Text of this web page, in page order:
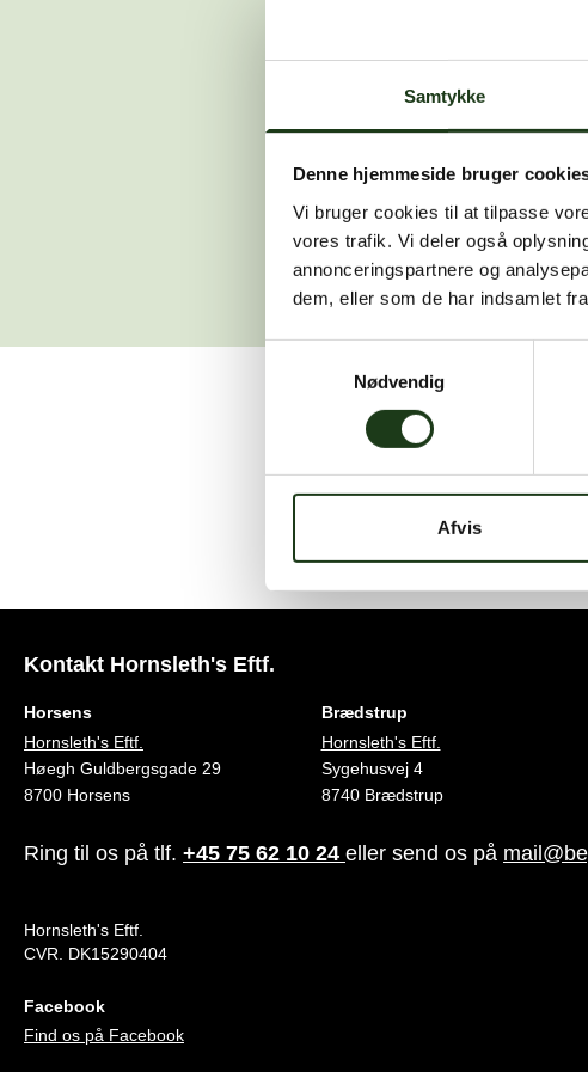
Samtykke
Denne hjemmeside bruger
Vi bruger cookies til at tilpasse
vores trafik. Vi deler også
annonceringspartnere og
dem, eller som de har indsamlet
Samtykkevalg
Nødvendig
Afvis
Der opstod en
Vi er her for at hjælpe dig.
Kontakt Hornsleth's Eftf.
Horsens
Hornsleth's Eftf.
Høegh Guldbergsgade 29
8700 Horsens
Brædstrup
Hornsleth's Eftf.
Sygehusvej 4
8740 Brædstrup
Ring til os på tlf. +45 75 62 10 24 eller send os på
Hornsleth's Eftf.
CVR. DK15290404
Facebook
Find os på Facebook